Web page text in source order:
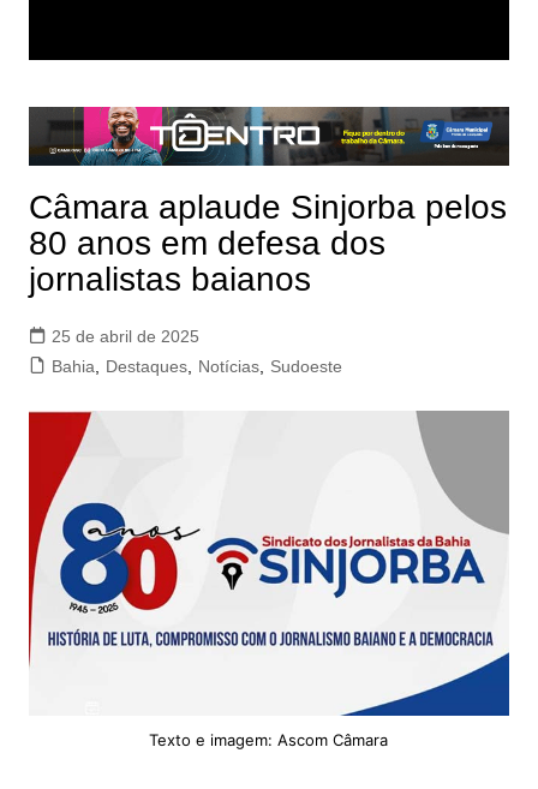
Câmara aplaude Sinjorba pelos
80 anos em defesa dos
jornalistas baianos
25 de abril de 2025
Bahia, Destaques, Notícias, Sudoeste
Texto e imagem: Ascom Câmara